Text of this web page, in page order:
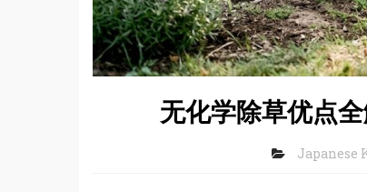
无化学除草优点
Japanese